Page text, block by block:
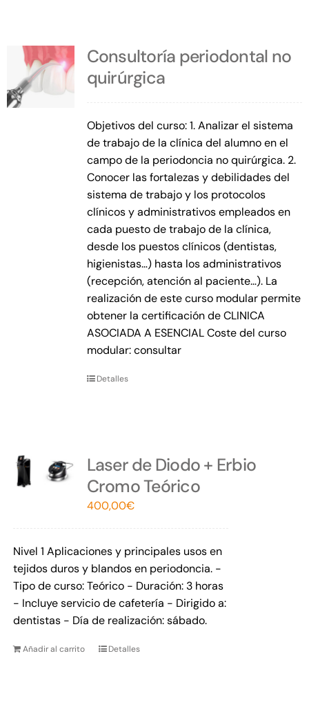
Consultoría periodontal no
quirúrgica
Objetivos del curso: 1. Analizar el sistema
de trabajo de la clínica del alumno en el
campo de la periodoncia no quirúrgica. 2.
Conocer las fortalezas y debilidades del
sistema de trabajo y los protocolos
clínicos y administrativos empleados en
cada puesto de trabajo de la clínica,
desde los puestos clínicos (dentistas,
higienistas…) hasta los administrativos
(recepción, atención al paciente…). La
realización de este curso modular permite
obtener la certificación de CLINICA
ASOCIADA A ESENCIAL Coste del curso
modular: consultar
Detalles
Laser de Diodo + Erbio
Cromo Teórico
400,00€
Nivel 1 Aplicaciones y principales usos en
tejidos duros y blandos en periodoncia. -
Tipo de curso: Teórico - Duración: 3 horas
- Incluye servicio de cafetería - Dirigido a:
dentistas - Día de realización: sábado.
Añadir al carrito Detalles